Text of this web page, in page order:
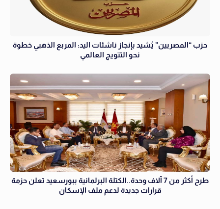
حزب “المصريين” يُشيد بإنجاز ناشئات اليد: المربع الذهبي خطوة
نحو التتويج العالمي
طرح أكثر من 7 آلاف وحدة..الكتلة البرلمانية ببورسعيد تعلن حزمة
قرارات جديدة لدعم ملف الإسكان